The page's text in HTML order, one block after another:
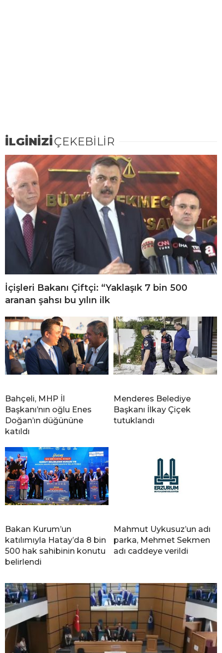
İLGİNİZİÇEKEBİLİR
İçişleri Bakanı Çiftçi: “Yaklaşık 7 bin 500
aranan şahsı bu yılın ilk
Bahçeli, MHP İl
Başkanı’nın oğlu Enes
Doğan’ın düğününe
katıldı
Menderes Belediye
Başkanı İlkay Çiçek
tutuklandı
Bakan Kurum’un
katılımıyla Hatay’da 8 bin
500 hak sahibinin konutu
belirlendi
Mahmut Uykusuz’un adı
parka, Mehmet Sekmen
adı caddeye verildi